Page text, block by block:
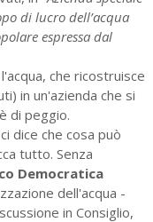
di lucro dell’acqua
espressa dal
che ricostruisce
in un'azienda che si
di peggio.
dice che cosa può
tutto. Senza
Democratica
dell'acqua -
in Consiglio,